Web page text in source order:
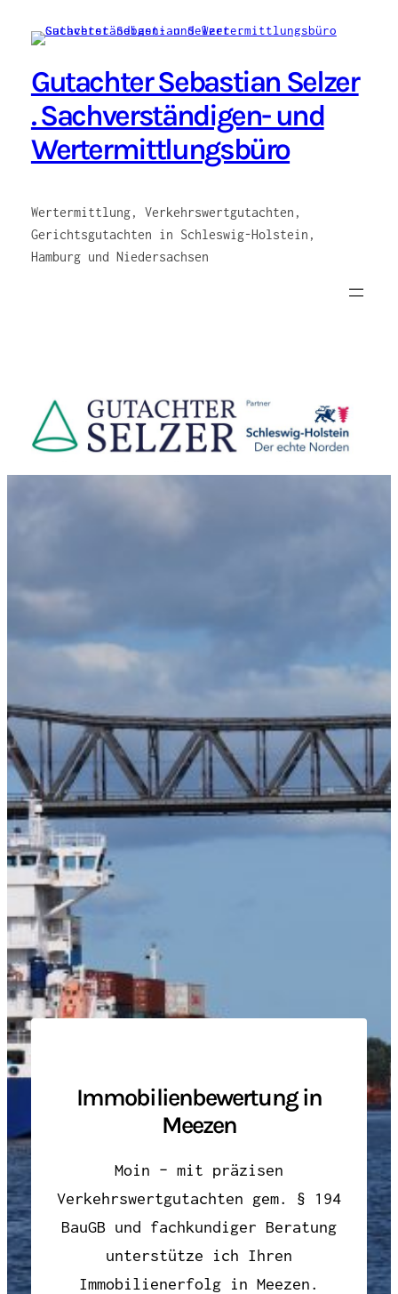
Inhalt
Gutachter Sebastian Selzer
. Sachverständigen- und
Wertermittlungsbüro
Wertermittlung, Verkehrswertgutachten,
Gerichtsgutachten in Schleswig-Holstein,
Hamburg und Niedersachsen
Immobilienbewertung in
Meezen
Moin – mit präzisen
Verkehrswertgutachten gem. § 194
BauGB und fachkundiger Beratung
unterstütze ich Ihren
Immobilienerfolg in Meezen.